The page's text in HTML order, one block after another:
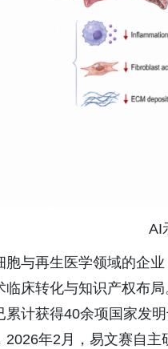
AI
胞与再生医学领域的企
临床转化与知识产权布
累计获得40余项国家发
年2月，易文赛自